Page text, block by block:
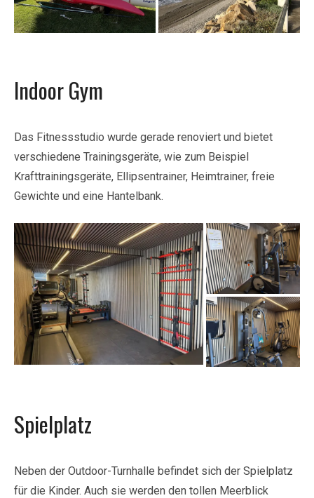
Indoor Gym
Das Fitnessstudio wurde gerade renoviert und bietet
verschiedene Trainingsgeräte, wie zum Beispiel
Krafttrainingsgeräte, Ellipsentrainer, Heimtrainer, freie
Gewichte und eine Hantelbank.
Spielplatz
Neben der Outdoor-Turnhalle befindet sich der Spielplatz
für die Kinder. Auch sie werden den tollen Meerblick